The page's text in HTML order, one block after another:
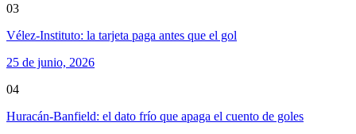
03
Vélez-Instituto: la tarjeta paga antes que el gol
25 de junio, 2026
04
Huracán-Banfield: el dato frío que apaga el cuento de goles